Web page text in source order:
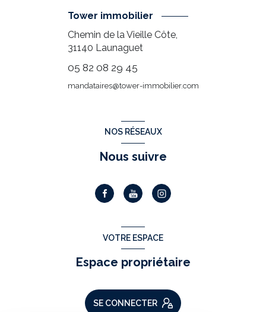
Tower immobilier
Chemin de la Vieille Côte,
31140 Launaguet
05 82 08 29 45
mandataires@tower-immobilier.com
NOS RÉSEAUX
Nous suivre
VOTRE ESPACE
Espace propriétaire
SE CONNECTER